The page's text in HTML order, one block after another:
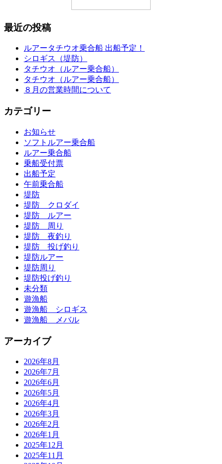
最近の投稿
ルアータチウオ乗合船 出船予定！
シロギス（堤防）
タチウオ（ルアー乗合船）
タチウオ（ルアー乗合船）
８月の営業時間について
カテゴリー
お知らせ
ソフトルアー乗合船
ルアー乗合船
乗船受付票
出船予定
午前乗合船
堤防
堤防 クロダイ
堤防 ルアー
堤防 周り
堤防 夜釣り
堤防 投げ釣り
堤防ルアー
堤防周り
堤防投げ釣り
未分類
遊漁船
遊漁船 シロギス
遊漁船 メバル
アーカイブ
2026年8月
2026年7月
2026年6月
2026年5月
2026年4月
2026年3月
2026年2月
2026年1月
2025年12月
2025年11月